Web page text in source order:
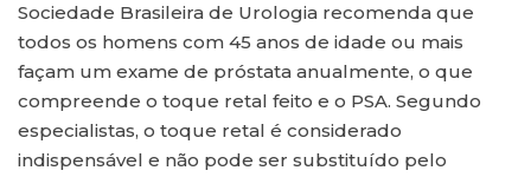
Sociedade Brasileira de Urologia recomenda que
todos os homens com 45 anos de idade ou mais
façam um exame de próstata anualmente, o que
compreende o toque retal feito e o PSA. Segundo
especialistas, o toque retal é considerado
indispensável e não pode ser substituído pelo